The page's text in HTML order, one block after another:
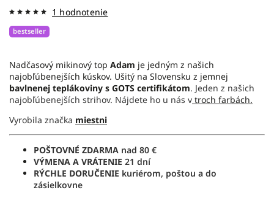
bestseller
1 hodnotenie
Nadčasový mikinový top Adam je jedným z našich
najobľúbenejších kúskov. Ušitý na Slovensku z jemnej
bavlnenej teplákoviny s GOTS certifikátom. Jeden z našich
najobľúbenejších strihov. Nájdete ho u nás v troch farbách.
Vyrobila značka miestni
POŠTOVNÉ ZDARMA nad 80 €
VÝMENA A VRÁTENIE 21 dní
RÝCHLE DORUČENIE kuriérom, poštou a do
zásielkovne